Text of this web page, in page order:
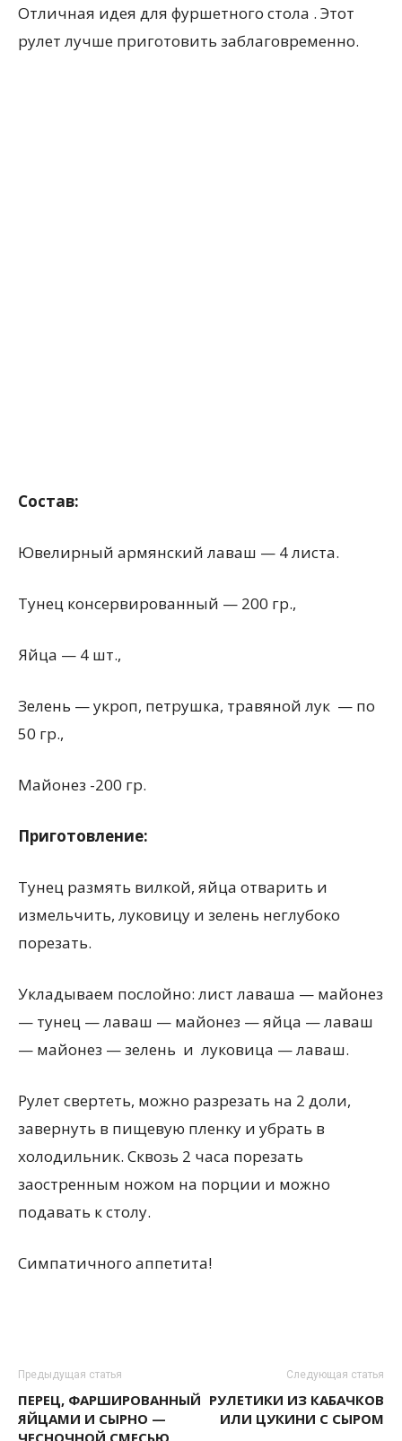
Отличная идея для фуршетного стола . Этот
рулет лучше приготовить заблаговременно.
Состав:
Ювелирный армянский лаваш — 4 листа.
Тунец консервированный — 200 гр.,
Яйца — 4 шт.,
Зелень — укроп, петрушка, травяной лук — по
50 гр.,
Майонез -200 гр.
Приготовление:
Тунец размять вилкой, яйца отварить и
измельчить, луковицу и зелень неглубоко
порезать.
Укладываем послойно: лист лаваша — майонез
— тунец — лаваш — майонез — яйца — лаваш
— майонез — зелень и луковица — лаваш.
Рулет свертеть, можно разрезать на 2 доли,
завернуть в пищевую пленку и убрать в
холодильник. Сквозь 2 часа порезать
заостренным ножом на порции и можно
подавать к столу.
Симпатичного аппетита!
Предыдущая статья
ПЕРЕЦ, ФАРШИРОВАННЫЙ
ЯЙЦАМИ И СЫРНО —
ЧЕСНОЧНОЙ СМЕСЬЮ
Следующая статья
РУЛЕТИКИ ИЗ КАБАЧКОВ
ИЛИ ЦУКИНИ С СЫРОМ